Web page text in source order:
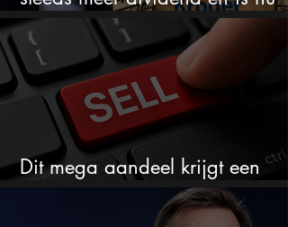
goedkoop
Dit mega aandeel krijgt een
zeldzaam verkoopadvies